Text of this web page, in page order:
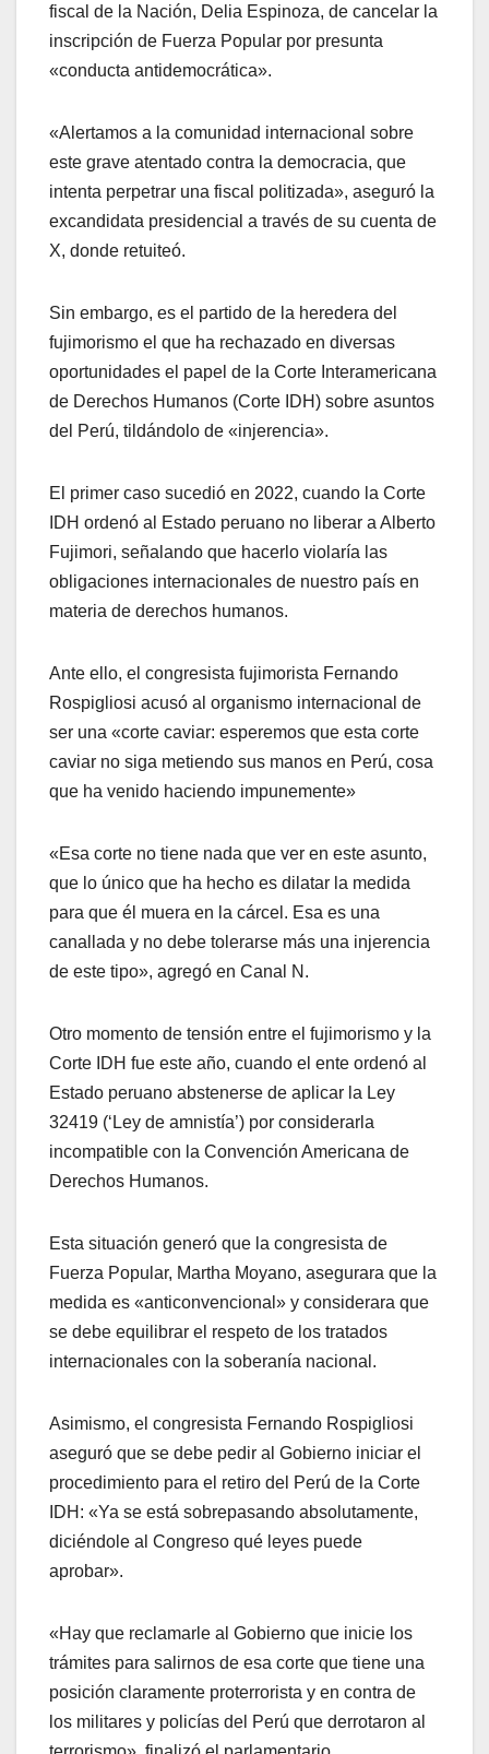
fiscal de la Nación, Delia Espinoza, de cancelar la
inscripción de Fuerza Popular por presunta
«conducta antidemocrática».
«Alertamos a la comunidad internacional sobre
este grave atentado contra la democracia, que
intenta perpetrar una fiscal politizada», aseguró la
excandidata presidencial a través de su cuenta de
X, donde retuiteó.
Sin embargo, es el partido de la heredera del
fujimorismo el que ha rechazado en diversas
oportunidades el papel de la Corte Interamericana
de Derechos Humanos (Corte IDH) sobre asuntos
del Perú, tildándolo de «injerencia».
El primer caso sucedió en 2022, cuando la Corte
IDH ordenó al Estado peruano no liberar a Alberto
Fujimori, señalando que hacerlo violaría las
obligaciones internacionales de nuestro país en
materia de derechos humanos.
Ante ello, el congresista fujimorista Fernando
Rospigliosi acusó al organismo internacional de
ser una «corte caviar: esperemos que esta corte
caviar no siga metiendo sus manos en Perú, cosa
que ha venido haciendo impunemente»
«Esa corte no tiene nada que ver en este asunto,
que lo único que ha hecho es dilatar la medida
para que él muera en la cárcel. Esa es una
canallada y no debe tolerarse más una injerencia
de este tipo», agregó en Canal N.
Otro momento de tensión entre el fujimorismo y la
Corte IDH fue este año, cuando el ente ordenó al
Estado peruano abstenerse de aplicar la Ley
32419 (‘Ley de amnistía’) por considerarla
incompatible con la Convención Americana de
Derechos Humanos.
Esta situación generó que la congresista de
Fuerza Popular, Martha Moyano, asegurara que la
medida es «anticonvencional» y considerara que
se debe equilibrar el respeto de los tratados
internacionales con la soberanía nacional.
Asimismo, el congresista Fernando Rospigliosi
aseguró que se debe pedir al Gobierno iniciar el
procedimiento para el retiro del Perú de la Corte
IDH: «Ya se está sobrepasando absolutamente,
diciéndole al Congreso qué leyes puede
aprobar».
«Hay que reclamarle al Gobierno que inicie los
trámites para salirnos de esa corte que tiene una
posición claramente proterrorista y en contra de
los militares y policías del Perú que derrotaron al